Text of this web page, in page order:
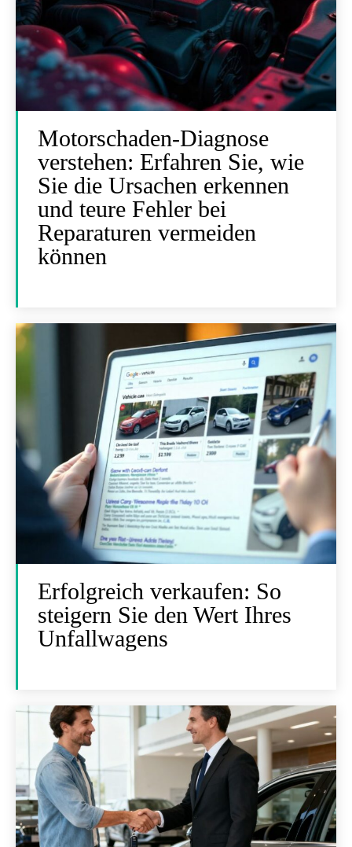
Motorschaden-Diagnose
verstehen: Erfahren Sie, wie
Sie die Ursachen erkennen
und teure Fehler bei
Reparaturen vermeiden
können
Erfolgreich verkaufen: So
steigern Sie den Wert Ihres
Unfallwagens